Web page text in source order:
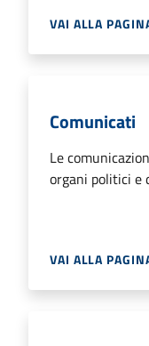
VAI ALLA
Comunicati
Le
organi politici e
VAI ALLA